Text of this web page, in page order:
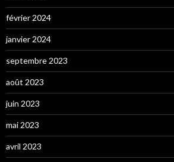
février 2024
janvier 2024
septembre 2023
août 2023
juin 2023
mai 2023
avril 2023